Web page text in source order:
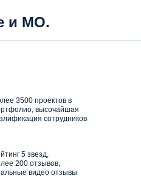
и МО.
3500 проектов в
высочайшая
сотрудников
5 звезд,
200 отзывов,
видео отзывы